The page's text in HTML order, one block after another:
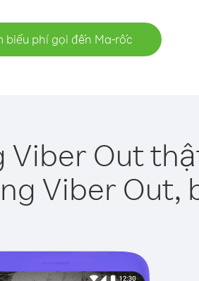
biểu phí gọi đến Ma-rốc
Viber Out
Viber Out,